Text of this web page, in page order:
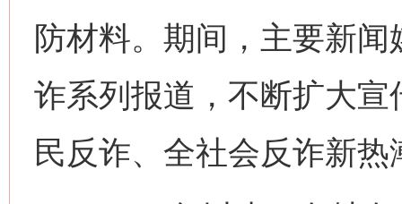
防材料。期间，主要新
诈系列报道，不断扩大
民反诈、全社会反诈新热